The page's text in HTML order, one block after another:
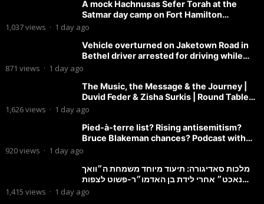
A mock Hachnusas Sefer Torah at the
Satmar day camp on Fort Hamilton
Parkway.
1,037views · 1 day ago
Vehicle overturned on Jaketown Road in
Bethel driver arrested for driving while
intoxicated.
871 views · 1 day ago
The Music, the Message & the Journey |
Duvid Feder & Zisha Surkis | Round Table
#11
1,626views · 1 day ago
Pied-à-terre list? Rising antisemitism?
Bruce Blakeman chances? Podcast with
Councilman David Carr!
920views · 1 day ago
מלכות סאדיגורה: תיעוד מיוחד משמחת ה״וואך
נאכט״ אחרי לידת בן האדמו״ר-פשוט לצפות
ולהנות
1,415 views · 1 day ago